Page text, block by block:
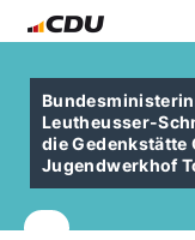
Leutheusser-
die Gedenkstätte
Jugendwerkhof